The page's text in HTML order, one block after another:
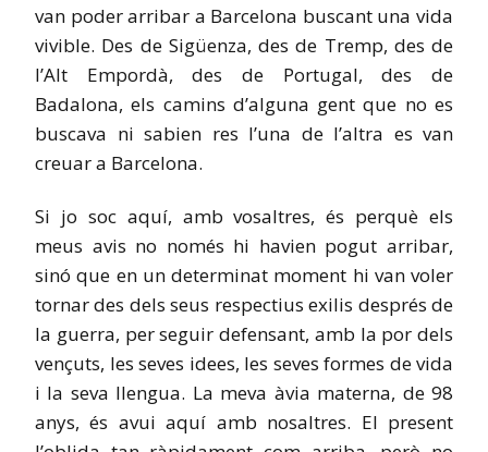
van poder arribar a Barcelona buscant una vida
vivible. Des de Sigüenza, des de Tremp, des de
l’Alt Empordà, des de Portugal, des de
Badalona, els camins d’alguna gent que no es
buscava ni sabien res l’una de l’altra es van
creuar a Barcelona.
Si jo soc aquí, amb vosaltres, és perquè els
meus avis no només hi havien pogut arribar,
sinó que en un determinat moment hi van voler
tornar des dels seus respectius exilis després de
la guerra, per seguir defensant, amb la por dels
vençuts, les seves idees, les seves formes de vida
i la seva llengua. La meva àvia materna, de 98
anys, és avui aquí amb nosaltres. El present